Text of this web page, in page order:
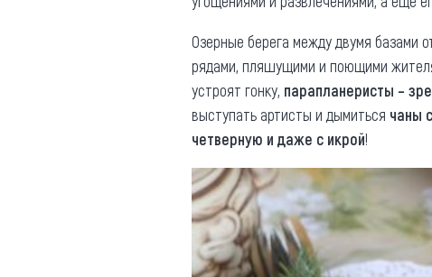
Озерные берега между двумя базами
рядами, пляшущими и поющими
устроят гонку, парапланеристы –
выступать артисты и дымиться чаны
четверную и даже с икрой!